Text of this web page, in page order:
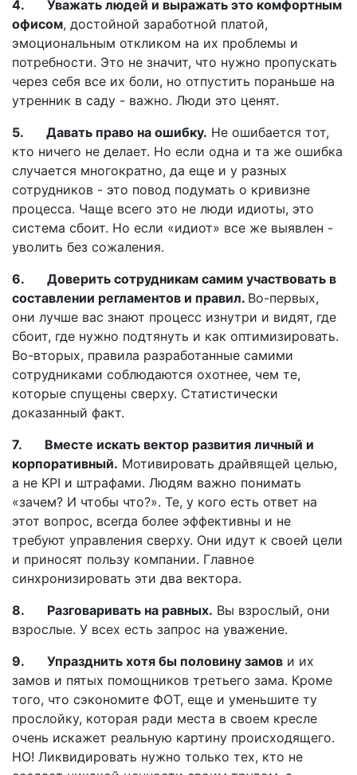
4. Уважать людей и выражать это комфортным
офисом, достойной заработной платой,
эмоциональным откликом на их проблемы и
потребности. Это не значит, что нужно пропускать
через себя все их боли, но отпустить пораньше на
утренник в саду - важно. Люди это ценят.
5. Давать право на ошибку. Не ошибается тот,
кто ничего не делает. Но если одна и та же ошибка
случается многократно, да еще и у разных
сотрудников - это повод подумать о кривизне
процесса. Чаще всего это не люди идиоты, это
система сбоит. Но если «идиот» все же выявлен -
уволить без сожаления.
6. Доверить сотрудникам самим участвовать в
составлении регламентов и правил. Во-первых,
они лучше вас знают процесс изнутри и видят, где
сбоит, где нужно подтянуть и как оптимизировать.
Во-вторых, правила разработанные самими
сотрудниками соблюдаются охотнее, чем те,
которые спущены сверху. Статистически
доказанный факт.
7. Вместе искать вектор развития личный и
корпоративный. Мотивировать драйвящей целью,
а не KPI и штрафами. Людям важно понимать
«зачем? И чтобы что?». Те, у кого есть ответ на
этот вопрос, всегда более эффективны и не
требуют управления сверху. Они идут к своей цели
и приносят пользу компании. Главное
синхронизировать эти два вектора.
8. Разговаривать на равных. Вы взрослый, они
взрослые. У всех есть запрос на уважение.
9. Упразднить хотя бы половину замов и их
замов и пятых помощников третьего зама. Кроме
того, что сэкономите ФОТ, еще и уменьшите ту
прослойку, которая ради места в своем кресле
очень искажет реальную картину происходящего.
НО! Ликвидировать нужно только тех, кто не